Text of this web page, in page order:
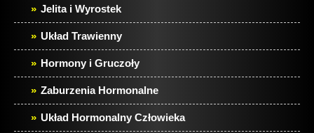
Jelita i Wyrostek
Układ Trawienny
Hormony i Gruczoły
Zaburzenia Hormonalne
Układ Hormonalny Człowieka